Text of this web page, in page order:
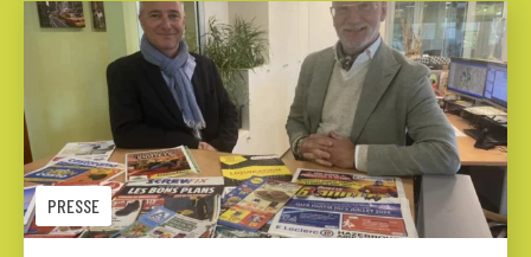
PRESSE